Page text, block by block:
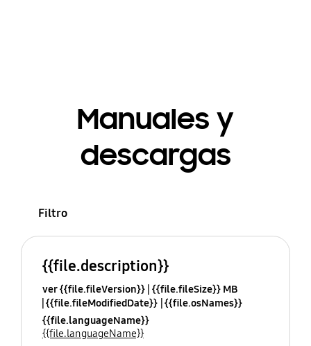
Manuales y
descargas
Filtro
{{file.description}}
ver {{file.fileVersion}} {{file.fileSize}} MB
{{file.fileModifiedDate}} {{file.osNames}}
{{file.languageName}}
{{file.languageName}}